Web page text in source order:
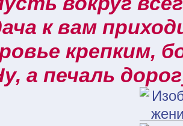
к вам
крепким,
а печаль